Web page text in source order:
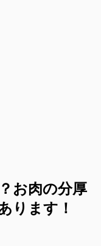
お肉の分厚
ります！